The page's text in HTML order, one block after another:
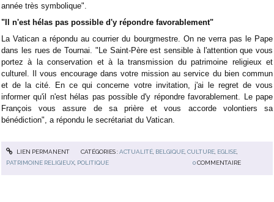
année très symbolique".
"Il n'est hélas pas possible d'y répondre favorablement"
La Vatican a répondu au courrier du bourgmestre. On ne verra pas le Pape
dans les rues de Tournai. "Le Saint-Père est sensible à l'attention que vous
portez à la conservation et à la transmission du patrimoine religieux et
culturel. Il vous encourage dans votre mission au service du bien commun
et de la cité. En ce qui concerne votre invitation, j'ai le regret de vous
informer qu'il n'est hélas pas possible d'y répondre favorablement. Le pape
François vous assure de sa prière et vous accorde volontiers sa
bénédiction", a répondu le secrétariat du Vatican.
LIEN PERMANENT CATÉGORIES :ACTUALITÉ, BELGIQUE, CULTURE, EGLISE,
PATRIMOINE RELIGIEUX POLITIQUE 0 COMMENTAIRE